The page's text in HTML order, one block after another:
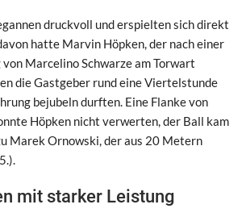
druckvoll und erspielten sich direkt
hatte Marvin Höpken, der nach einer
Marcelino Schwarze am Torwart
die Gastgeber rund eine Viertelstunde
bejubeln durften. Eine Flanke von
Höpken nicht verwerten, der Ball kam
Marek Ornowski, der aus 20 Metern
mit starker Leistung